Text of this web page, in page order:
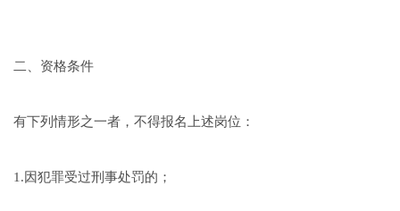
二、资格条件
有下列情形之一者，不得报名上述岗位：
1.因犯罪受过刑事处罚的；